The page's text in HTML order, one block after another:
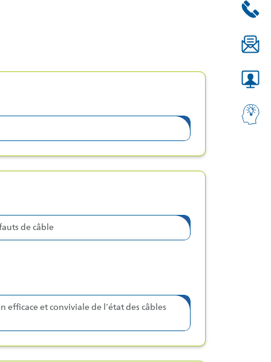
de câble
efficace et conviviale de l’état des câbles